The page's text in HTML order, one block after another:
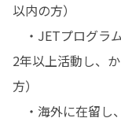
以内の方）
・JETプログラ
2年以上活動し、
方）
・海外に在留し